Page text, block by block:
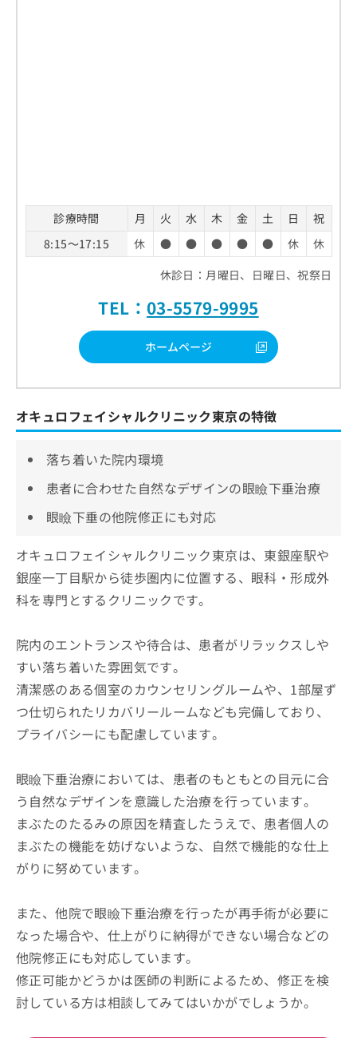
診療時間 月 火 水 木 金 土 日
祝
8:15～17:15
休 ● ● ● ● ● 休
休
休診日：月曜日、日曜日、祝祭日
TEL： 03-5579-9995
ホームページ
オキュロフェイシャルクリニック東京の特徴
落ち着いた院内環境
患者に合わせた自然なデザインの眼瞼下垂治療
眼瞼下垂の他院修正にも対応
オキュロフェイシャルクリニック東京は、東銀座駅や
銀座一丁目駅から徒歩圏内に位置する、眼科・形成外
科を専門とするクリニックです。
院内のエントランスや待合は、患者がリラックスしや
すい落ち着いた雰囲気です。
清潔感のある個室のカウンセリングルームや、1部屋ず
つ仕切られたリカバリールームなども完備しており、
プライバシーにも配慮しています。
眼瞼下垂治療においては、患者のもともとの目元に合
う自然なデザインを意識した治療を行っています。
まぶたのたるみの原因を精査したうえで、患者個人の
まぶたの機能を妨げないような、自然で機能的な仕上
がりに努めています。
また、他院で眼瞼下垂治療を行ったが再手術が必要に
なった場合や、仕上がりに納得ができない場合などの
他院修正にも対応しています。
修正可能かどうかは医師の判断によるため、修正を検
討している方は相談してみてはいかがでしょうか。